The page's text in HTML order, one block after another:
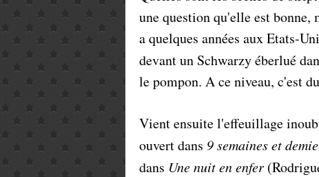
une question qu'elle est
a quelques années aux Etats-
devant un Schwarzy éberlué
le pompon. A ce niveau, c'est
Vient ensuite l'effeuillage
ouvert dans 9 semaines et demie
dans Une nuit en enfer